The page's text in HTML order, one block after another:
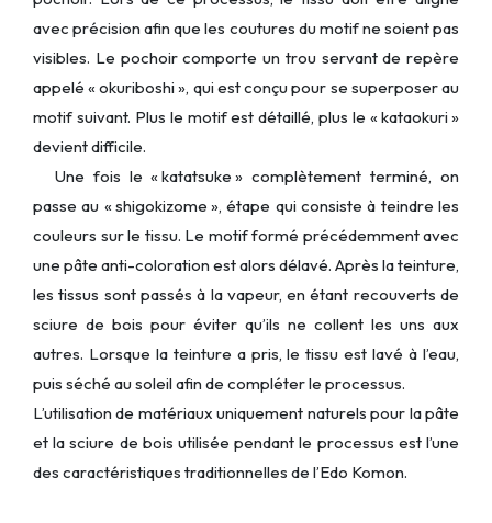
avec précision afin que les coutures du motif ne soient pas
visibles. Le pochoir comporte un trou servant de repère
appelé « okuriboshi », qui est conçu pour se superposer au
motif suivant. Plus le motif est détaillé, plus le « kataokuri »
devient difficile.
Une fois le « katatsuke » complètement terminé, on
passe au « shigokizome », étape qui consiste à teindre les
couleurs sur le tissu. Le motif formé précédemment avec
une pâte anti-coloration est alors délavé. Après la teinture,
les tissus sont passés à la vapeur, en étant recouverts de
sciure de bois pour éviter qu’ils ne collent les uns aux
autres. Lorsque la teinture a pris, le tissu est lavé à l’eau,
puis séché au soleil afin de compléter le processus.
L’utilisation de matériaux uniquement naturels pour la pâte
et la sciure de bois utilisée pendant le processus est l’une
des caractéristiques traditionnelles de l’Edo Komon.